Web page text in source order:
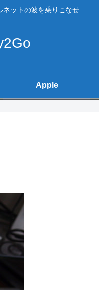
ネットの波を乗りこなせ
Apple